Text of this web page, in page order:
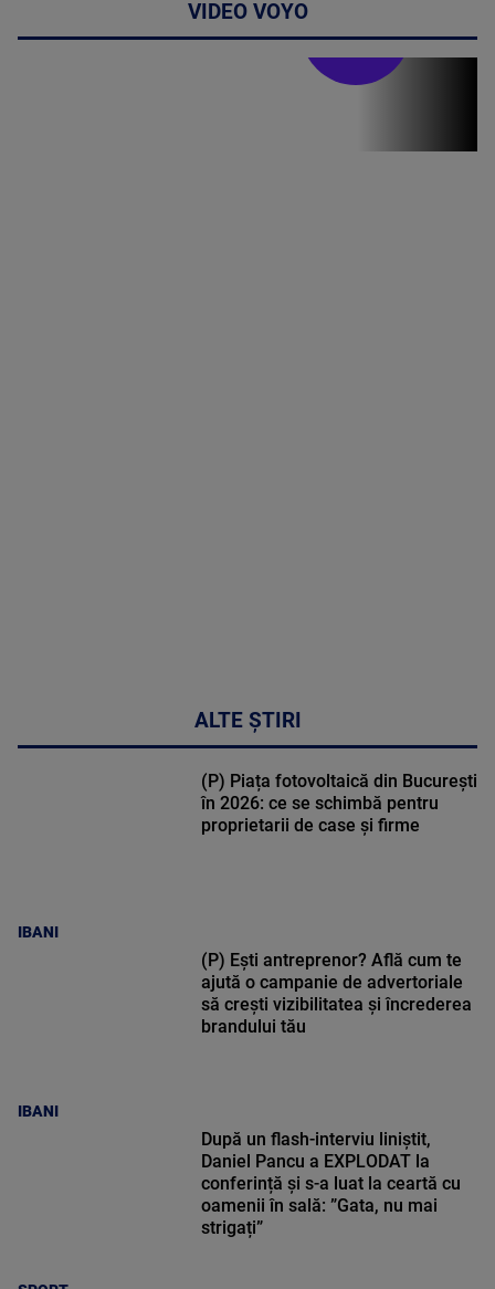
VIDEO VOYO
ALTE ȘTIRI
IBANI
(P) Piața fotovoltaică din București
în 2026: ce se schimbă pentru
proprietarii de case și firme
IBANI
(P) Ești antreprenor? Află cum te
ajută o campanie de advertoriale
să crești vizibilitatea și încrederea
brandului tău
După un flash-interviu liniștit,
Daniel Pancu a EXPLODAT la
conferință și s-a luat la ceartă cu
oamenii în sală: ”Gata, nu mai
strigați”